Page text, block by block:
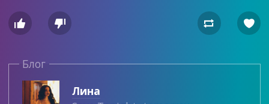
   
Блог
Лина